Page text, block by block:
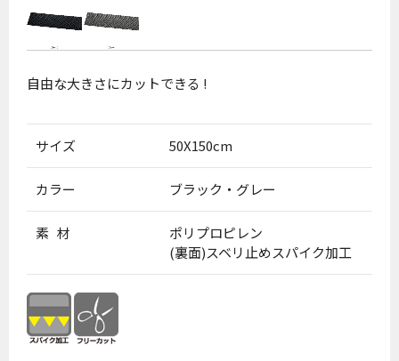
自由な大きさにカットできる !
サイズ 50X150cm
カラー ブラック・グレー
素 材
ポリプロピレン
(裏面)スベリ止めスパイク加工